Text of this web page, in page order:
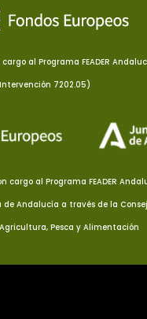
al Programa FEADER
7202.05)
al Programa FEADER
Andalucía a través de la
Pesca y Alimentación